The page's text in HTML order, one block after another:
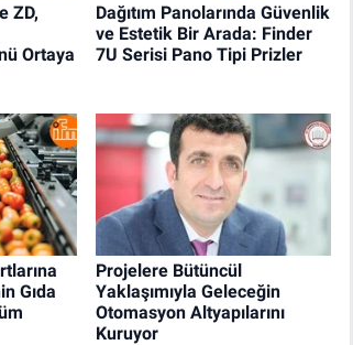
ZD,
Ortaya
Dağıtım Panolarında Güvenlik
ve Estetik Bir Arada: Finder
7U Serisi Pano Tipi Prizler
Gıda
Projelere Bütüncül
Yaklaşımıyla Geleceğin
Otomasyon Altyapılarını
Kuruyor